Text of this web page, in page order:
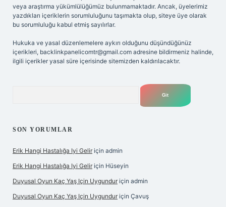
veya araştırma yükümlülüğümüz bulunmamaktadır. Ancak, üyelerimiz
yazdıkları içeriklerin sorumluluğunu taşımakta olup, siteye üye olarak
bu sorumluluğu kabul etmiş sayılırlar.
Hukuka ve yasal düzenlemelere aykırı olduğunu düşündüğünüz
içerikleri, backlinkpanelicomtr@gmail.com adresine bildirmeniz halinde,
ilgili içerikler yasal süre içerisinde sitemizden kaldırılacaktır.
SON YORUMLAR
Erik Hangi Hastalığa Iyi Gelir için admin
Erik Hangi Hastalığa Iyi Gelir için Hüseyin
Duyusal Oyun Kaç Yaş Için Uygundur için admin
Duyusal Oyun Kaç Yaş Için Uygundur için Çavuş